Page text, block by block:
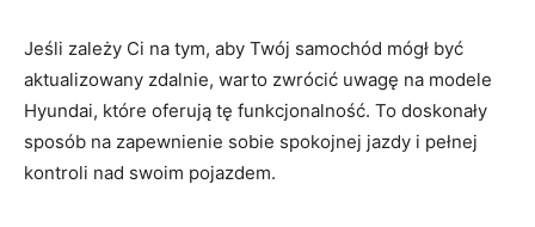
Jeśli zależy Ci⁣ na tym, ⁢aby Twój samochód mógł być
aktualizowany zdalnie, warto zwrócić uwagę ⁣na modele
Hyundai, które oferują tę funkcjonalność.⁢ To doskonały
sposób na‌ zapewnienie ‌sobie‌ spokojnej jazdy i pełnej
kontroli nad swoim pojazdem.